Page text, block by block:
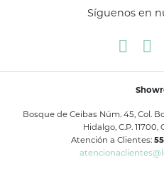
Síguenos en
Bosque de Ceibas Núm. 45, Col.
Hidalgo, C.P.
Atención a Clientes: